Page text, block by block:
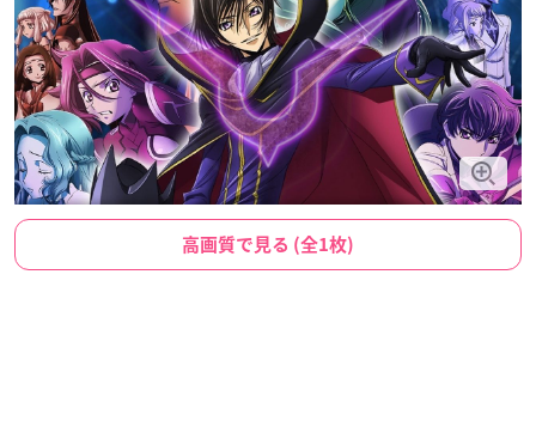
高画質で見る (全1枚)